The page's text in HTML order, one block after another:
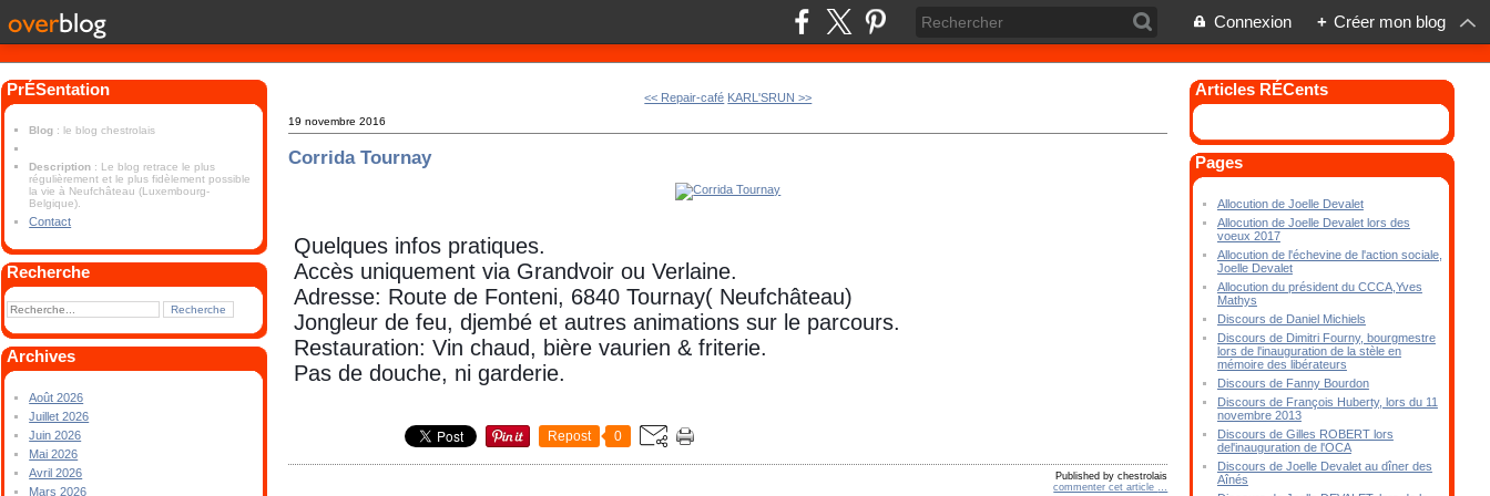
Connexion + Créer mon blog
PrÉSentation
Blog : le blog chestrolais
Description : Le blog retrace le plus
régulièrement et le plus fidèlement possible
la vie à Neufchâteau (Luxembourg-
Belgique).
Contact
Recherche
Archives
Août 2026
Juillet 2026
Juin 2026
Mai 2026
Avril 2026
Mars 2026
<< Repair-café KARL'SRUN >>
19 novembre 2016
Corrida Tournay
Quelques infos pratiques.
Accès uniquement via Grandvoir ou Verlaine.
Adresse: Route de Fonteni, 6840 Tournay( Neufchâteau)
Jongleur de feu, djembé et autres animations sur le parcours.
Restauration: Vin chaud, bière vaurien & friterie.
Pas de douche, ni garderie.
Repost 0
Published by chestrolais
commenter cet article
Articles RÉCents
Pages
Allocution de Joelle Devalet
Allocution de Joelle Devalet lors des
voeux 2017
Allocution de l'échevine de l'action sociale,
Joelle Devalet
Allocution du président du CCCA,Yves
Mathys
Discours de Daniel Michiels
Discours de Dimitri Fourny, bourgmestre
lors de l'inauguration de la stèle en
mémoire des libérateurs
Discours de Fanny Bourdon
Discours de François Huberty, lors du 11
novembre 2013
Discours de Gilles ROBERT lors
del'inauguration de l'OCA
Discours de Joelle Devalet au dîner des
Aînés